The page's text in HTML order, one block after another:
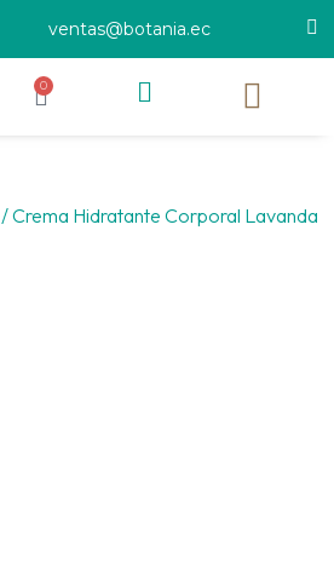
ventas@botania.ec
0
/ Crema Hidratante Corporal Lavanda